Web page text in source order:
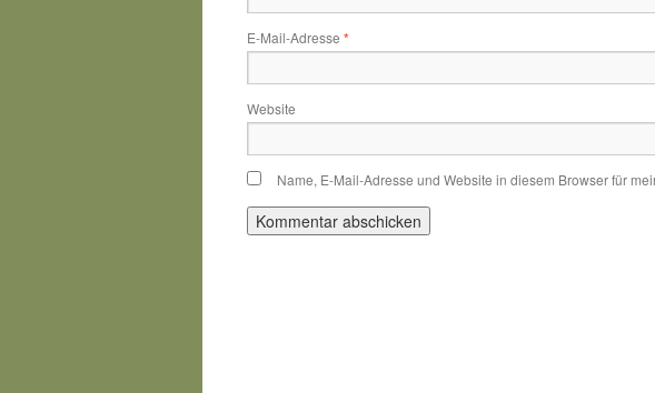
E-Mail-Adresse *
Website
Name, E-Mail-Adresse und Website in diesem Browser für